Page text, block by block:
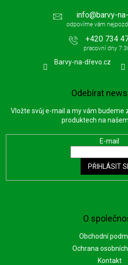
O
Obchodní
Ochrana
Kontakt
info@barvy-
+420 734
Barvy-na-dřevo.cz
Odebírat
Vložte svůj e-mail a my vám budeme
produktech na
E-mail
PŘIHLÁSIT